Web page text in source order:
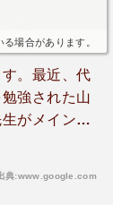
場合があります。
。最近、代
強された山
がメインで
美やメイン
典:www.google.com